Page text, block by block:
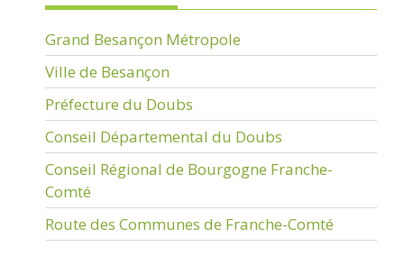
Grand Besançon Métropole
Ville de Besançon
Préfecture du Doubs
Conseil Départemental du Doubs
Conseil Régional de Bourgogne Franche-
Comté
Route des Communes de Franche-Comté